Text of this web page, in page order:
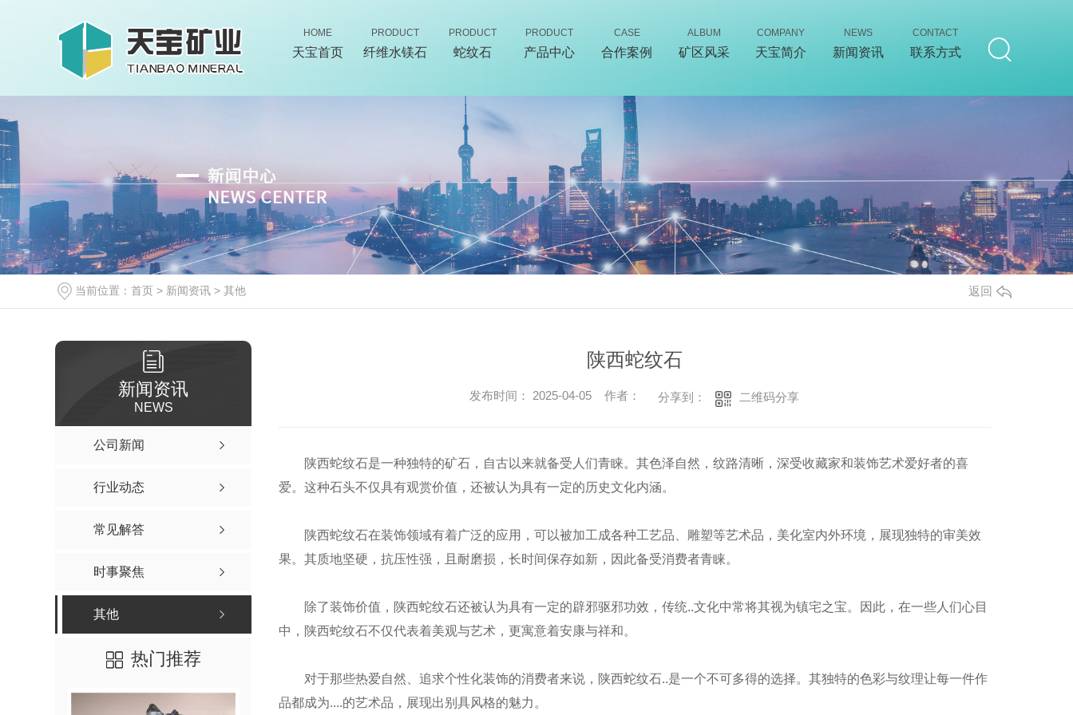
HOME
天宝首页
PRODUCT
纤维水镁石
PRODUCT
蛇纹石
PRODUCT
产品中心
CASE
合作案例
ALBUM
矿区风采
COMPANY
天宝简介
NEWS
新闻资讯
CONTACT
联系方式
当前位置： 首页 > 新闻资讯 > 其他 返回
新闻资讯
NEWS
公司新闻
行业动态
常见解答
时事聚焦
其他
热门推荐
陕西蛇纹石
发布时间： 2025-04-05 作者： 分享到： 二维码分享
陕西蛇纹石是一种独特的矿石，自古以来就备受人们青睐。其色泽自然，纹路清晰，深受收藏家和装饰艺术爱好者的喜
爱。这种石头不仅具有观赏价值，还被认为具有一定的历史文化内涵。
陕西蛇纹石在装饰领域有着广泛的应用，可以被加工成各种工艺品、雕塑等艺术品，美化室内外环境，展现独特的审美效
果。其质地坚硬，抗压性强，且耐磨损，长时间保存如新，因此备受消费者青睐。
除了装饰价值，陕西蛇纹石还被认为具有一定的辟邪驱邪功效，传统..文化中常将其视为镇宅之宝。因此，在一些人们心目
中，陕西蛇纹石不仅代表着美观与艺术，更寓意着安康与祥和。
对于那些热爱自然、追求个性化装饰的消费者来说，陕西蛇纹石..是一个不可多得的选择。其独特的色彩与纹理让每一件作
品都成为....的艺术品，展现出别具风格的魅力。